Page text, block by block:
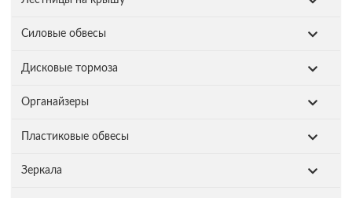
Силовые обвесы
Дисковые тормоза
Органайзеры
Пластиковые обвесы
Зеркала